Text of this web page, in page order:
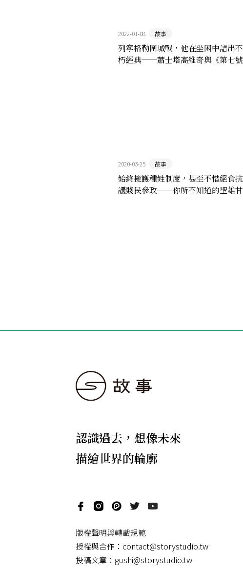
2022-01-08 故事
列寧格勒圍城戰，他在坐困中譜出不
朽經典──蕭士塔高維奇與《第七號
2020-03-25 故事
始終擁護種姓制度，甚至不惜絕食抗
議賤民參政──你所不知道的聖雄甘
認識過去，想像未來
描繪世界的輪廓
版權聲明與轉載規範
授權與合作： contact@storystudio.tw
投稿文章： gushi@storystudio.tw